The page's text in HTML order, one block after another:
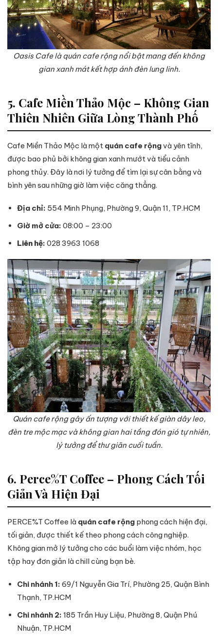
Oasis Cafe là quán cafe rộng nổi bật mang đến không
gian xanh mát kết hợp ánh đèn lung linh.
5. Cafe Miền Thảo Mộc – Không Gian
Thiên Nhiên Giữa Lòng Thành Phố
Cafe Miền Thảo Mộc là một quán cafe rộngvà yên tĩnh,
được bao phủ bởi không gian xanh mướt và tiểu cảnh
phong thủy. Đây là nơi lý tưởng để tìm lại sự cân bằng và
bình yên sau những giờ làm việc căng thẳng.
Địa chỉ: 554 Minh Phụng, Phường 9, Quận 11, TP.HCM
Giờ mở cửa: 08:00 – 23:00
Liên hệ: 028 3963 1068
Quán cafe rộng gây ấn tượng với thiết kế giàn dây leo,
đèn tre mộc mạc và không gian hai tầng đón gió tự nhiên,
lý tưởng để thư giãn cuối tuần.
6. Perce%T Coffee – Phong Cách Tối
Giản Và Hiện Đại
PERCE%T Coffee là quán cafe rộng phong cách hiện đại,
tối giản, được thiết kế theo phong cách công nghiệp.
Không gian mở lý tưởng cho các buổi làm việc nhóm, học
tập hay đơn giản là chill cùng bạn bè.
Chi nhánh 1: 69/1 Nguyễn Gia Trí, Phường 25, Quận Bình
Thạnh, TP.HCM
Chi nhánh 2: 185 Trần Huy Liệu, Phường 8, Quận Phú
Nhuận, TP.HCM